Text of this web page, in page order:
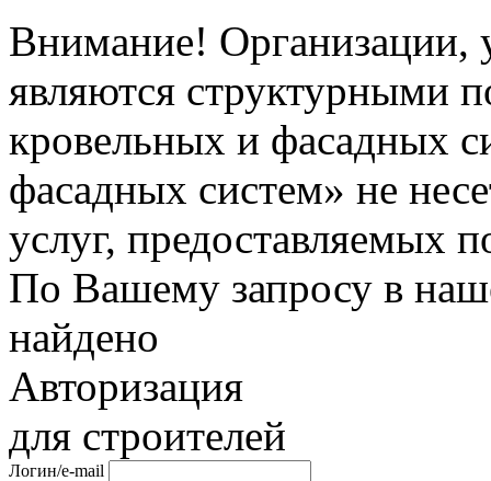
Внимание! Организации,
являются структурными
кровельных и фасадных
фасадных систем» не
услуг, предоставляемых
По Вашему запросу в
найдено
Авторизация
для строителей
Логин/e-mail